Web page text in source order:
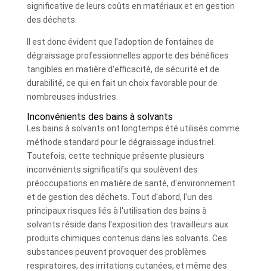
significative de leurs coûts en matériaux et en gestion
des déchets.
Il est donc évident que l'adoption de fontaines de
dégraissage professionnelles apporte des bénéfices
tangibles en matière d'efficacité, de sécurité et de
durabilité, ce qui en fait un choix favorable pour de
nombreuses industries.
Inconvénients des bains à solvants
Les bains à solvants ont longtemps été utilisés comme
méthode standard pour le dégraissage industriel.
Toutefois, cette technique présente plusieurs
inconvénients significatifs qui soulèvent des
préoccupations en matière de santé, d'environnement
et de gestion des déchets. Tout d'abord, l'un des
principaux risques liés à l'utilisation des bains à
solvants réside dans l'exposition des travailleurs aux
produits chimiques contenus dans les solvants. Ces
substances peuvent provoquer des problèmes
respiratoires, des irritations cutanées, et même des